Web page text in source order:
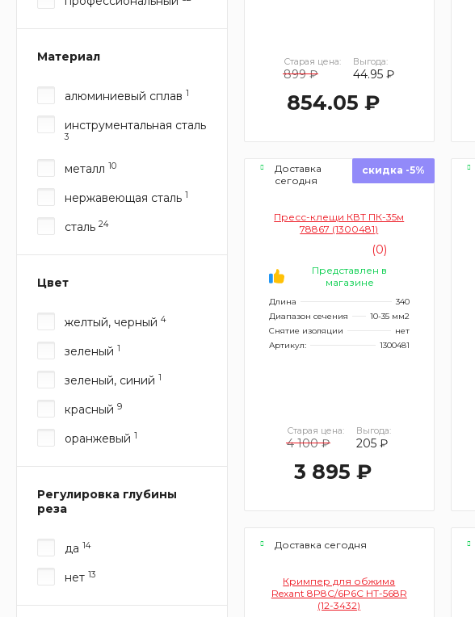
Материал
алюминиевый сплав 1
инструментальная сталь
3
металл 10
нержавеющая сталь 1
сталь 24
Цвет
желтый, черный 4
зеленый 1
зеленый, синий 1
красный 9
оранжевый 1
Регулировка глубины
реза
да 14
нет 13
Старая цена:
899 ₽
Выгода:
44.95 ₽
854.05 ₽
Доставка
сегодня
скидка -5%
Пресс-клещи КВТ ПК-35м
78867 (1300481)
(0)
Представлен в
магазине
Длина
340
Диапазон сечения
10-35 мм2
Снятие изоляции
нет
Артикул:
1300481
Старая цена:
4 100 ₽
Выгода:
205 ₽
3 895 ₽
Доставка сегодня
Кримпер для обжима
Rexant 8P8C/6P6C HT-568R
(12-3432)